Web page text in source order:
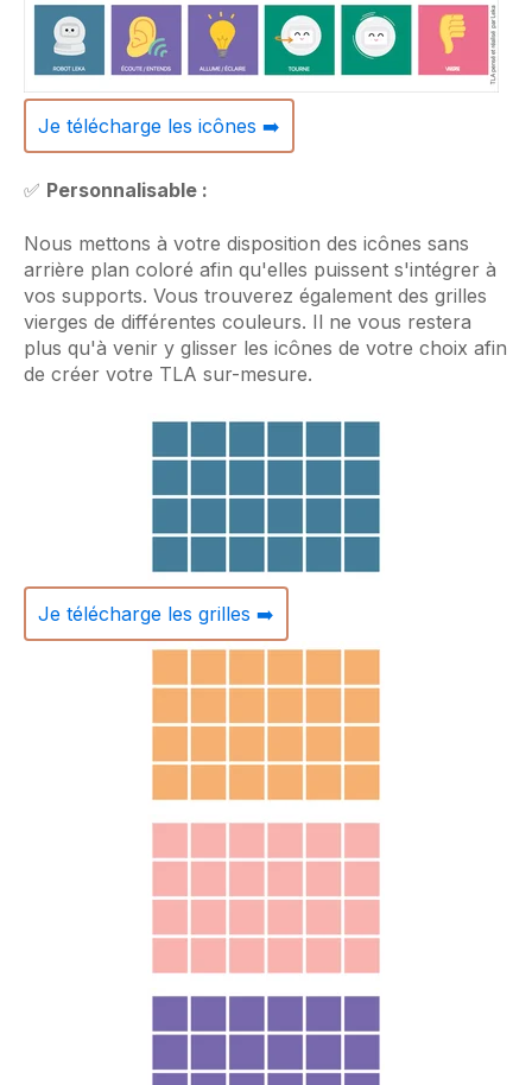
Je télécharge les icônes ➡️
✅ Personnalisable :
Nous mettons à votre disposition des icônes sans
arrière plan coloré afin qu'elles puissent s'intégrer à
vos supports. Vous trouverez également des grilles
vierges de différentes couleurs. Il ne vous restera
plus qu'à venir y glisser les icônes de votre choix afin
de créer votre TLA sur-mesure.
Je télécharge les grilles ➡️